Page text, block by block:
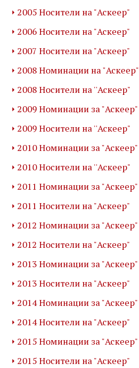
2005 Носители на "Аскеер"
2006 Носители на "Аскеер"
2007 Носители на "Аскеер"
2008 Номинации на "Аскеер"
2008 Носители на ''Аскеер"
2009 Номинации за "Аскеер"
2009 Носители на ''Аскеер"
2010 Номинации за "Аскеер"
2010 Носители на ''Аскеер"
2011 Номинации за "Аскеер"
2011 Носители на "Аскеер"
2012 Номинации за "Аскеер"
2012 Носители на "Аскеер"
2013 Номинации за "Аскеер"
2013 Носители на "Аскеер"
2014 Номинации за "Аскеер"
2014 Носители на "Аскеер"
2015 Номинации за "Аскеер"
2015 Носители на "Аскеер"